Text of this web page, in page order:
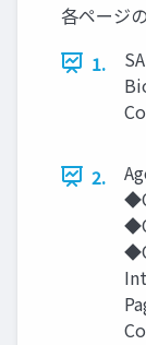
各ページ
1.
2.